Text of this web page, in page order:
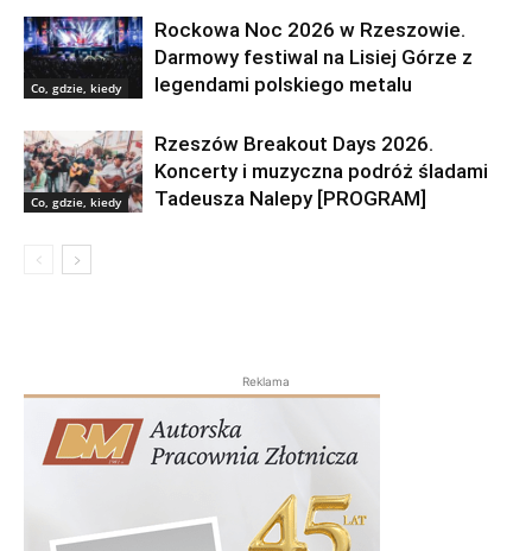
Co, gdzie, kiedy
Rockowa Noc 2026 w Rzeszowie.
Darmowy festiwal na Lisiej Górze z
legendami polskiego metalu
Co, gdzie, kiedy
Rzeszów Breakout Days 2026.
Koncerty i muzyczna podróż śladami
Tadeusza Nalepy [PROGRAM]
Reklama